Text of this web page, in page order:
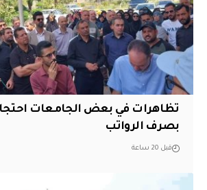
تظاهرات في بعض الجامعات
بصرف الرواتب
قبل 20 ساعة